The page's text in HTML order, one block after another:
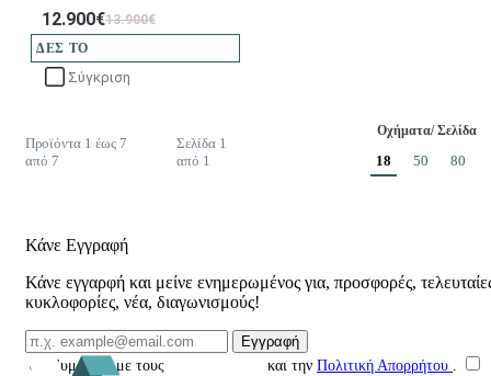
12.900€13.900€
ΔΕΣ ΤΟ
Σύγκριση
Προϊόντα 1 έως 7
από 7
Σελίδα 1
από 1
Οχήματα/ Σελίδα
18 50 80
Κάνε Εγγραφή
Κάνε εγγαρφή και μείνε ενημερωμένος για, προσφορές,
κυκλοφορίες, νέα, διαγωνισμούς!
Email Επικοινωνίας
Εγγραφή
Συμφωνώ με τους
και την Πολιτική Απορρήτου .